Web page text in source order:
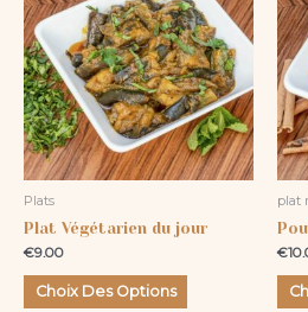
Plats
Plat Végétarien du jour
€9.00
Choix Des Options
a
plusieurs
variations.
Les
options
peuvent
être
sur
plat
€